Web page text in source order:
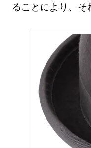
ることにより、そ